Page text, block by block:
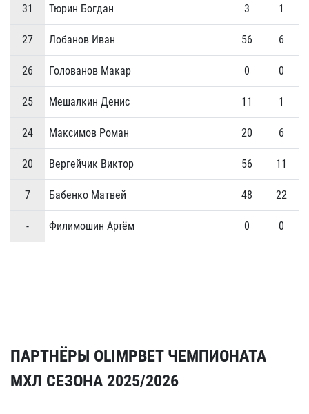
31 Тюрин Богдан 3 1
27 Лобанов Иван 56 6
26 Голованов Макар 0 0
25 Мешалкин Денис 11 1
24 Максимов Роман 20 6
20 Вергейчик Виктор 56 11
7 Бабенко Матвей 48 22
- Филимошин Артём 0 0
ПАРТНЁРЫ OLIMPBET ЧЕМПИОНАТА
МХЛ СЕЗОНА 2025/2026